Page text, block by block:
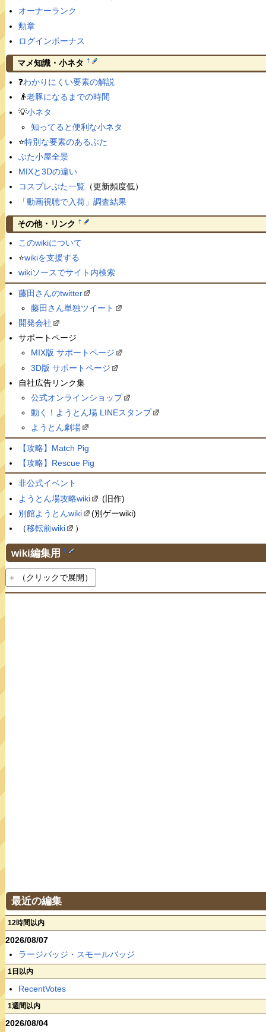
オーナーランク
勲章
ログインボーナス
マメ知識・小ネタ †
❓わかりにくい要素の解説
👴老豚になるまでの時間
💡小ネタ
知ってると便利な小ネタ
⭐️特別な要素のあるぶた
ぶた小屋全景
MIXと3Dの違い
コスプレぶた一覧（更新頻度低）
「動画視聴で入荷」調査結果
その他・リンク †
このwikiについて
⭐️wikiを支援する
wikiソースでサイト内検索
藤田さんのtwitter
藤田さん単独ツイート
開発会社
サポートページ
MIX版 サポートページ
3D版 サポートページ
自社広告リンク集
公式オンラインショップ
動く！ようとん場 LINEスタンプ
ようとん劇場
【攻略】Match Pig
【攻略】Rescue Pig
非公式イベント
ようとん場攻略wiki
(旧作)
別館ようとんwiki
(別ゲーwiki)
（移転前wiki ）
wiki編集用 †
（クリックで展開）
最近の編集
12時間以内
2026/08/07
ラージバッジ・スモールバッジ
1日以内
RecentVotes
1週間以内
2026/08/04